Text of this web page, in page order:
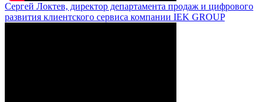
Сергей Локтев, директор департамента продаж и цифрового
развития клиентского сервиса компании IEK GROUP